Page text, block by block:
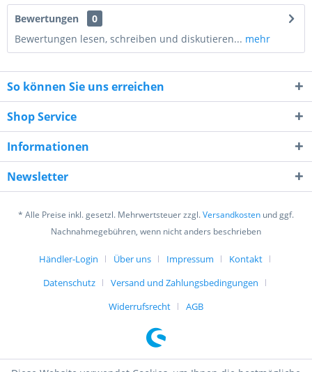
10 + 7 = ?
Ich habe dieDatenschutzerklärunggelesen,
verstanden und stimme zu. *
Bewertungen
0
Bewertungen lesen, schreiben und diskutieren... mehr
So können Sie uns erreichen
Shop Service
Informationen
Newsletter
* Alle Preise inkl. gesetzl. Mehrwertsteuer zzgl.Versandkosten und ggf.
Nachnahmegebühren, wenn nicht anders beschrieben
Händler-Login Über uns Impressum
Kontakt
Datenschutz
Versand und Zahlungsbedingungen
Widerrufsrecht
AGB